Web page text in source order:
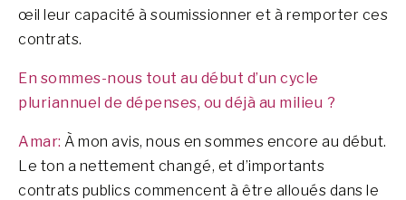
œil leur capacité à soumissionner et à remporter ces
contrats.
En sommes-nous tout au début d’un cycle
pluriannuel de dépenses, ou déjà au milieu ?
Amar: À mon avis, nous en sommes encore au début.
Le ton a nettement changé, et d’importants
contrats publics commencent à être alloués dans le